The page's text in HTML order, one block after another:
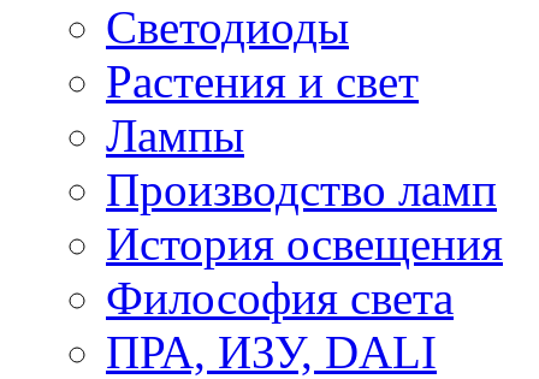
Светодиоды
Растения и свет
Лампы
Производство ламп
История освещения
Философия света
ПРА, ИЗУ, DALI